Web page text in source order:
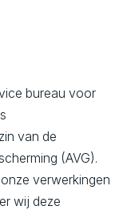
bureau voor
van de
(AVG).
verwerkingen
wij deze